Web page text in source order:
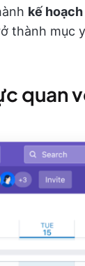
kế
thành mục
quan